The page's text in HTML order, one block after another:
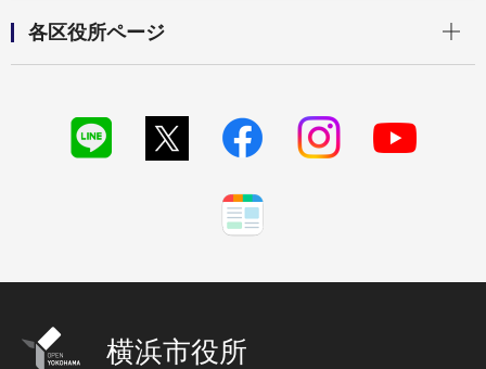
各区役所ページ
横浜市役所